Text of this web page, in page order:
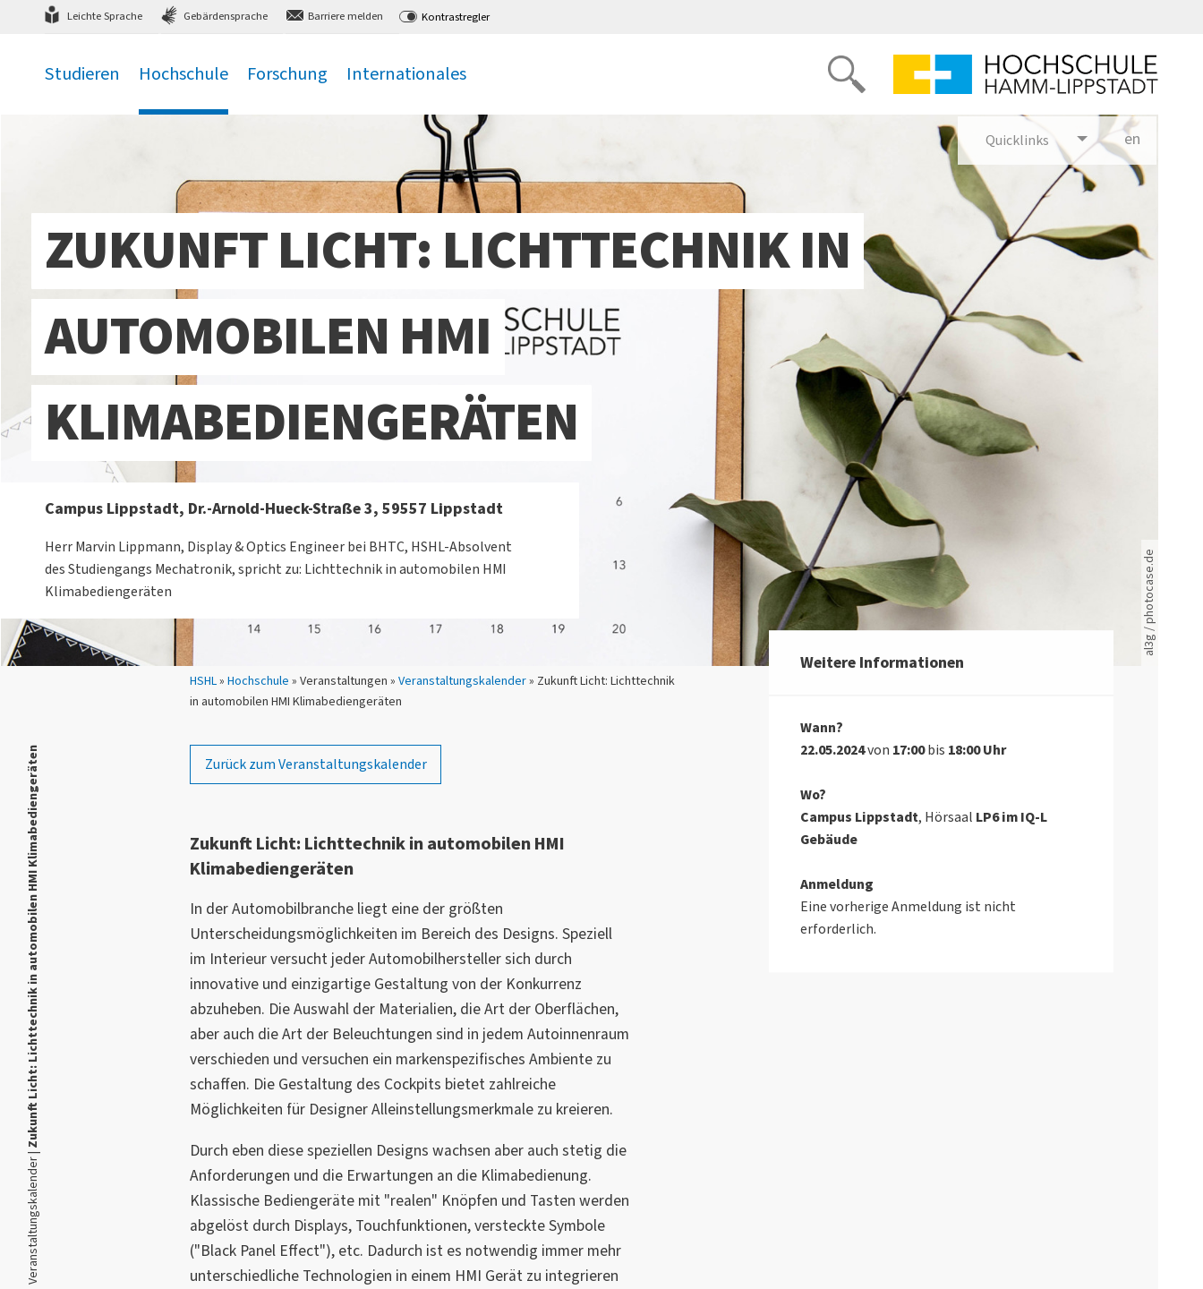
zum Hauptmenü zum Inhalt,
Leichte Sprache Gebärdensprache Barriere melden Kontrastregler
Studieren Hochschule Forschung Internationales
Quicklinks en
Sie sind hier:
HSHL» Hochschule » Veranstaltungen » Veranstaltungskalender» Zukunft Licht: Lichttechnik
in automobilen HMI Klimabediengeräten
Rote leere Sitzreihen
al3g / photocase.de
ZUKUNFT LICHT: LICHTTECHNIK IN
AUTOMOBILEN HMI
KLIMABEDIENGERÄTEN
Campus Lippstadt, Dr.-Arnold-Hueck-Straße 3, 59557 Lippstadt
Herr Marvin Lippmann, Display & Optics Engineer bei BHTC, HSHL-Absolvent
des Studiengangs Mechatronik, spricht zu: Lichttechnik in automobilen HMI
Klimabediengeräten
Veranstaltungskalender |
Zukunft Licht: Lichttechnik in automobilen HMI Klimabediengeräten Zurück zum Veranstaltungskalender
Zukunft Licht: Lichttechnik in automobilen HMI
Klimabediengeräten
In der Automobilbranche liegt eine der größten
Unterscheidungsmöglichkeiten im Bereich des Designs. Speziell
im Interieur versucht jeder Automobilhersteller sich durch
innovative und einzigartige Gestaltung von der Konkurrenz
abzuheben. Die Auswahl der Materialien, die Art der Oberflächen,
aber auch die Art der Beleuchtungen sind in jedem Autoinnenraum
verschieden und versuchen ein markenspezifisches Ambiente zu
schaffen. Die Gestaltung des Cockpits bietet zahlreiche
Möglichkeiten für Designer Alleinstellungsmerkmale zu kreieren.
Durch eben diese speziellen Designs wachsen aber auch stetig die
Anforderungen und die Erwartungen an die Klimabedienung.
Klassische Bediengeräte mit "realen" Knöpfen und Tasten werden
abgelöst durch Displays, Touchfunktionen, versteckte Symbole
("Black Panel Effect"), etc. Dadurch ist es notwendig immer mehr
unterschiedliche Technologien in einem HMI Gerät zu integrieren
Weitere Informationen
Wann?
22.05.2024von 17:00bis 18:00 Uhr
Wo?
Campus Lippstadt, Hörsaal LP6 im IQ-L
Gebäude
Anmeldung
Eine vorherige Anmeldung ist nicht
erforderlich.